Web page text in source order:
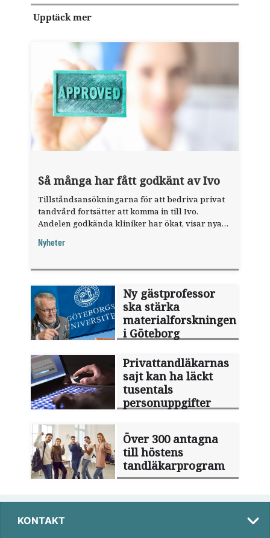
Upptäck mer
Så många har fått godkänt av Ivo
Tillståndsansökningarna för att bedriva privat
tandvård fortsätter att komma in till Ivo.
Andelen godkända kliniker har ökat, visar nya
Nyheter
Ny gästprofessor
ska stärka
materialforskningen
i Göteborg
Privattandläkarnas
sajt kan ha läckt
tusentals
personuppgifter
Över 300 antagna
till höstens
tandläkarprogram
KONTAKT